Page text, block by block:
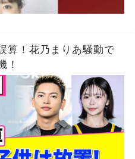
算！花乃まりあ騒動で
！